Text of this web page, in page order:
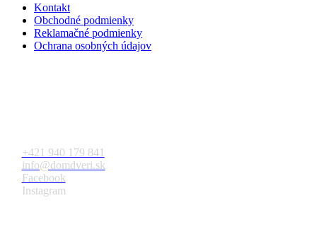
Kontakt
Obchodné podmienky
Reklamačné podmienky
Ochrana osobných údajov
+421 940 179 841
info@domdveri.sk
Facebook
Instagram